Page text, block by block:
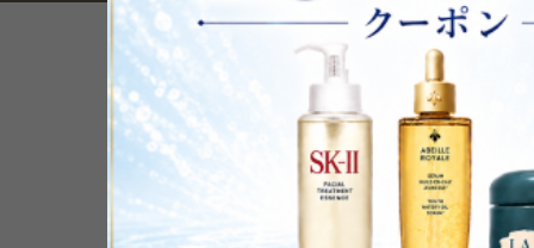
Kanebo
カネボウ
全2点 /最大16%OFF